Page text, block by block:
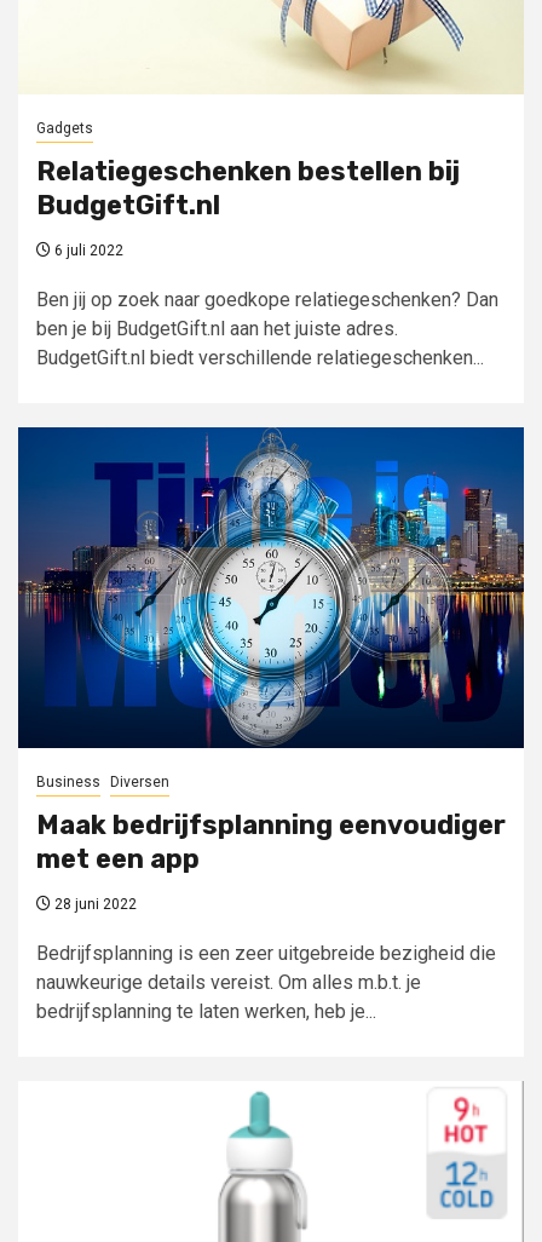
Gadgets
Relatiegeschenken bestellen bij
BudgetGift.nl
6 juli 2022
Ben jij op zoek naar goedkope relatiegeschenken? Dan
ben je bij BudgetGift.nl aan het juiste adres.
BudgetGift.nl biedt verschillende relatiegeschenken...
Business Diversen
Maak bedrijfsplanning eenvoudiger
met een app
28 juni 2022
Bedrijfsplanning is een zeer uitgebreide bezigheid die
nauwkeurige details vereist. Om alles m.b.t. je
bedrijfsplanning te laten werken, heb je...